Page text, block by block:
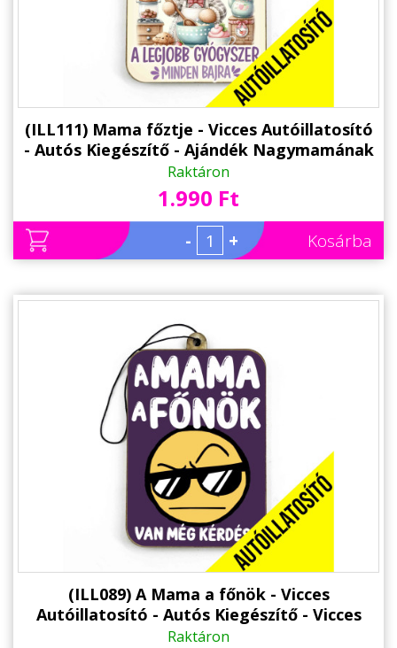
(ILL111) Mama főztje - Vicces Autóillatosító
- Autós Kiegészítő - Ajándék Nagymamának
Raktáron
1.990 Ft
- + Kosárba
(ILL089) A Mama a főnök - Vicces
Autóillatosító - Autós Kiegészítő - Vicces
Ajándék Nagymamának
Raktáron